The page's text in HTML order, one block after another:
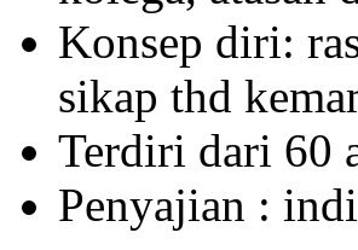
Konsep diri:
sikap thd
Terdiri dari 60
Penyajian :